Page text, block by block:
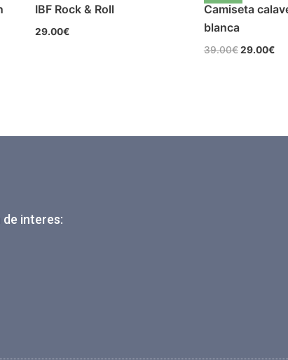
IBF Rock & Roll
29.00€
Camiseta
blanca
39.00€29.00€
interes: